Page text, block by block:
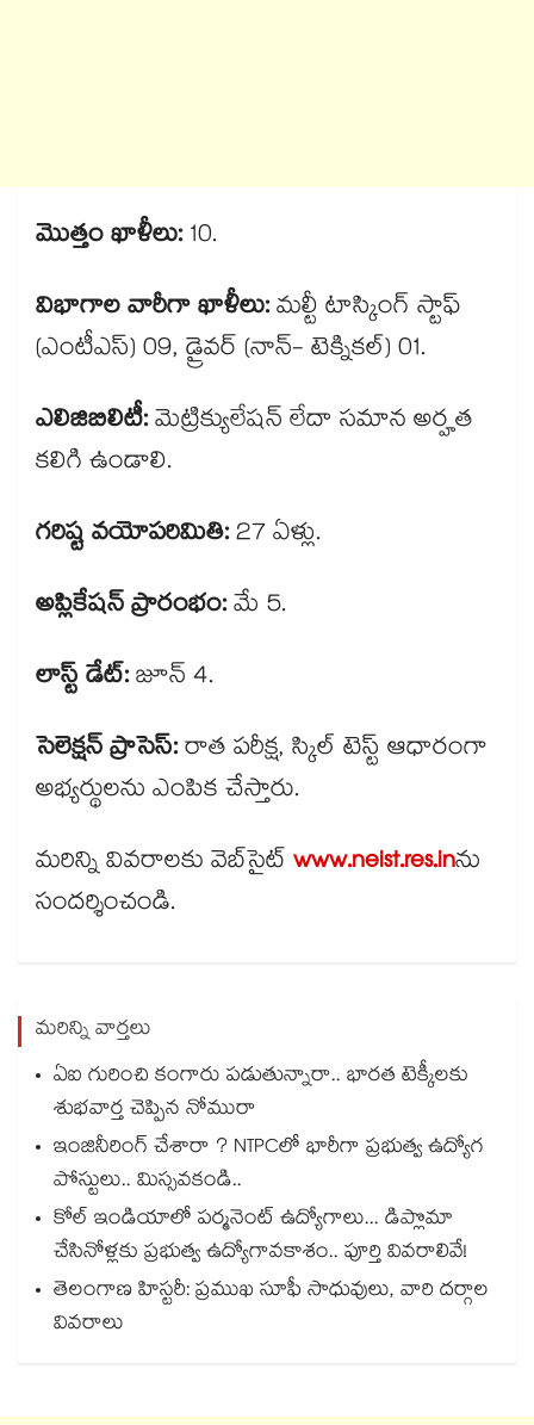
మొత్తం ఖాళీలు:10.
విభాగాల వారీగా ఖాళీలు:మల్టీ టాస్కింగ్ స్టాఫ్
(ఎంటీఎస్) 09, డ్రైవర్ (నాన్- టెక్నికల్) 01.
ఎలిజిబిలిటీ:మెట్రిక్యులేషన్ లేదా సమాన అర్హత
కలిగి ఉండాలి.
గరిష్ట వయోపరిమితి:27 ఏళ్లు.
అప్లికేషన్ ప్రారంభం:మే 5.
లాస్ట్ డేట్:జూన్ 4.
సెలెక్షన్ ప్రాసెస్:రాత పరీక్ష, స్కిల్ టెస్ట్ ఆధారంగా
అభ్యర్థులను ఎంపిక చేస్తారు.
మరిన్ని వివరాలకు వెబ్​సైట్www.neist.res.inను
సందర్శించండి.
మరిన్ని వార్తలు
ఏఐ గురించి కంగారు పడుతున్నారా.. భారత టెక్కీలకు
శుభవార్త చెప్పిన నోమురా
ఇంజినీరింగ్ చేశారా ? NTPCలో భారీగా ప్రభుత్వ ఉద్యోగ
పోస్టులు.. మిస్సవకండి..
కోల్ ఇండియాలో పర్మనెంట్ ఉద్యోగాలు... డిప్లొమా
చేసినోళ్లకు ప్రభుత్వ ఉద్యోగావకాశం.. పూర్తి వివరాలివే!
తెలంగాణ హిస్టరీ: ప్రముఖ సూఫీ సాధువులు, వారి దర్గాల
వివరాలు